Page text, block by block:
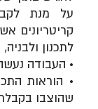
על מנת
קריטריונים
לתכנון
• העבודה
• הוראות
שהוצבו בקבלת טופס 4